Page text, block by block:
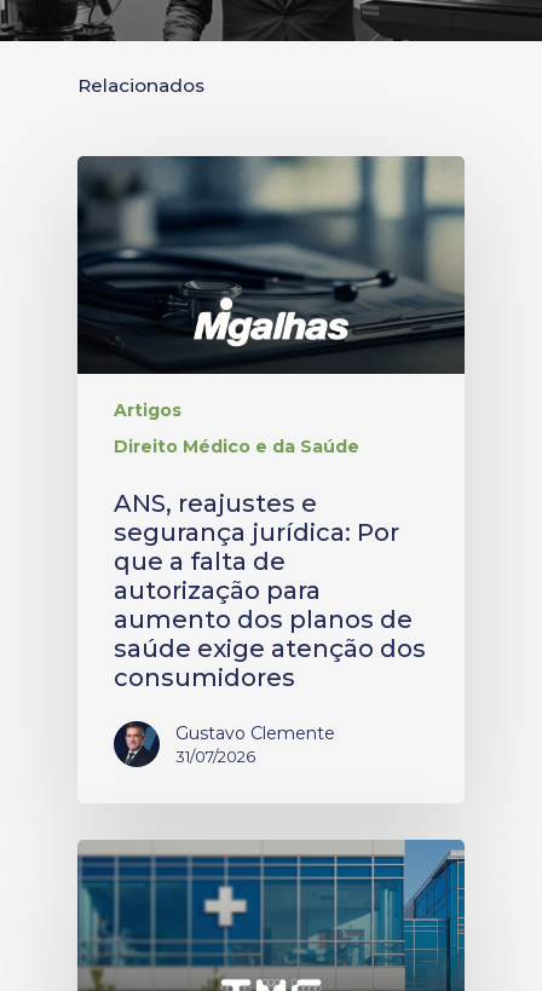
Relacionados
Artigos
Direito Médico e da Saúde
ANS, reajustes e
segurança jurídica: Por
que a falta de
autorização para
aumento dos planos de
saúde exige atenção dos
consumidores
Gustavo Clemente
31/07/2026